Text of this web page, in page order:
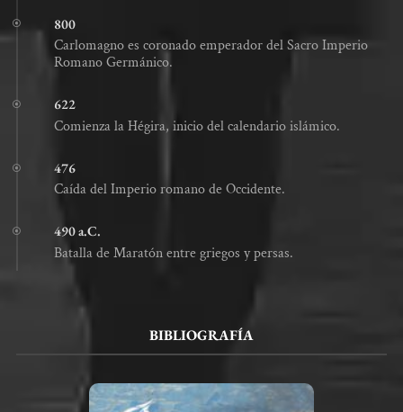
800
Carlomagno es coronado emperador del Sacro Imperio
Romano Germánico.
622
Comienza la Hégira, inicio del calendario islámico.
476
Caída del Imperio romano de Occidente.
490 a.C.
Batalla de Maratón entre griegos y persas.
BIBLIOGRAFÍA